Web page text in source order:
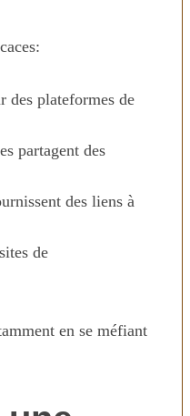
des plateformes de
partagent des
des liens à
de
en se méfiant